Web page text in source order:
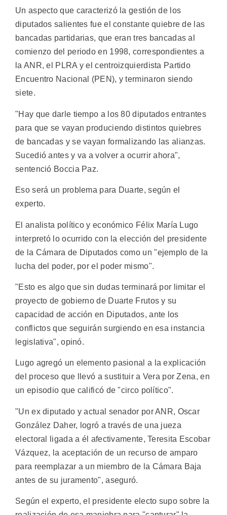
Un aspecto que caracterizó la gestión de los
diputados salientes fue el constante quiebre de las
bancadas partidarias, que eran tres bancadas al
comienzo del periodo en 1998, correspondientes a
la ANR, el PLRA y el centroizquierdista Partido
Encuentro Nacional (PEN), y terminaron siendo
siete.
"Hay que darle tiempo a los 80 diputados entrantes
para que se vayan produciendo distintos quiebres
de bancadas y se vayan formalizando las alianzas.
Sucedió antes y va a volver a ocurrir ahora",
sentenció Boccia Paz.
Eso será un problema para Duarte, según el
experto.
El analista político y económico Félix María Lugo
interpretó lo ocurrido con la elección del presidente
de la Cámara de Diputados como un "ejemplo de la
lucha del poder, por el poder mismo".
"Esto es algo que sin dudas terminará por limitar el
proyecto de gobierno de Duarte Frutos y su
capacidad de acción en Diputados, ante los
conflictos que seguirán surgiendo en esa instancia
legislativa", opinó.
Lugo agregó un elemento pasional a la explicación
del proceso que llevó a sustituir a Vera por Zena, en
un episodio que calificó de "circo político".
"Un ex diputado y actual senador por ANR, Oscar
González Daher, logró a través de una jueza
electoral ligada a él afectivamente, Teresita Escobar
Vázquez, la aceptación de un recurso de amparo
para reemplazar a un miembro de la Cámara Baja
antes de su juramento", aseguró.
Según el experto, el presidente electo supo sobre la